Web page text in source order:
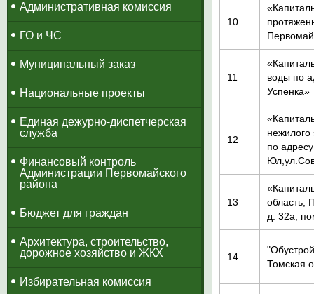
Административная комиссия
ГО и ЧС
Муниципальный заказ
Национальные проекты
​Единая дежурно-диспетчерская
служба
​Финансовый контроль
Администрации Первомайского
района
Бюджет для граждан
Архитектура, строительство,
дорожное хозяйство и ЖКХ
Избирательная комиссия
10
11
воды по
Успенка»
12
по
13
область,
д. 32а,
14
Томская